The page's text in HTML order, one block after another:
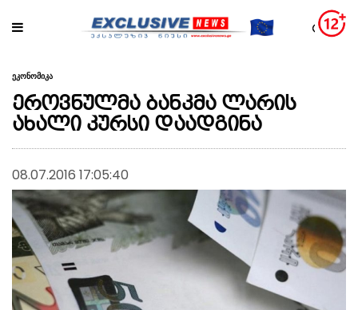
ეკონომიკა
ეროვნულმა ბანკმა ლარის
ახალი კურსი დაადგინა
08.07.2016 17:05:40